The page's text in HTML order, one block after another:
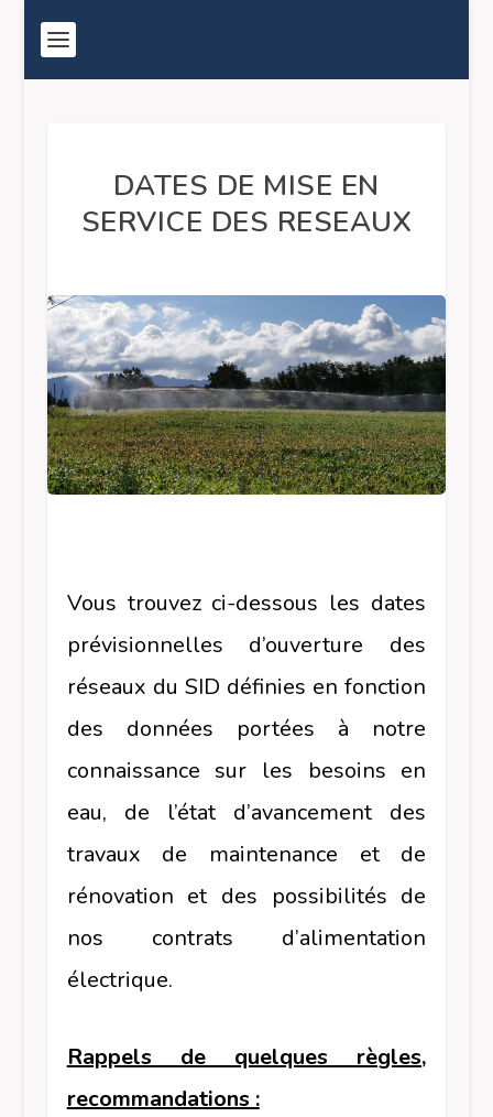
DATES DE MISE EN
SERVICE DES RESEAUX
Vous trouvez ci-dessous les dates
prévisionnelles d’ouverture des
réseaux du SID définies en fonction
des données portées à notre
connaissance sur les besoins en
eau, de l’état d’avancement des
travaux de maintenance et de
rénovation et des possibilités de
nos contrats d’alimentation
électrique.
Rappels de quelques règles,
recommandations :